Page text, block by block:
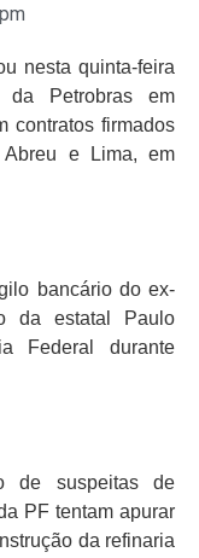
nesta quinta-feira
Petrobras em
contratos firmados
e Lima, em
bancário do ex-
da estatal Paulo
Federal durante
de suspeitas de
PF tentam apurar
da refinaria